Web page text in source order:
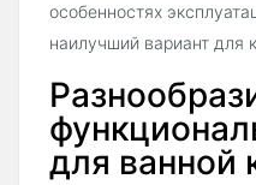
особенностях
наилучший вариант для
для ванной